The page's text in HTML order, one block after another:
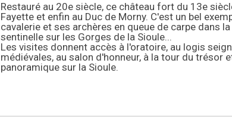
Restauré au 20e siècle, ce château fort du 13e
Fayette et enfin au Duc de Morny. C'est un bel
cavalerie et ses archères en queue de carpe dans
sentinelle sur les Gorges de la Sioule...
Les visites donnent accès à l'oratoire, au logis
médiévales, au salon d'honneur, à la tour du trésor
panoramique sur la Sioule.